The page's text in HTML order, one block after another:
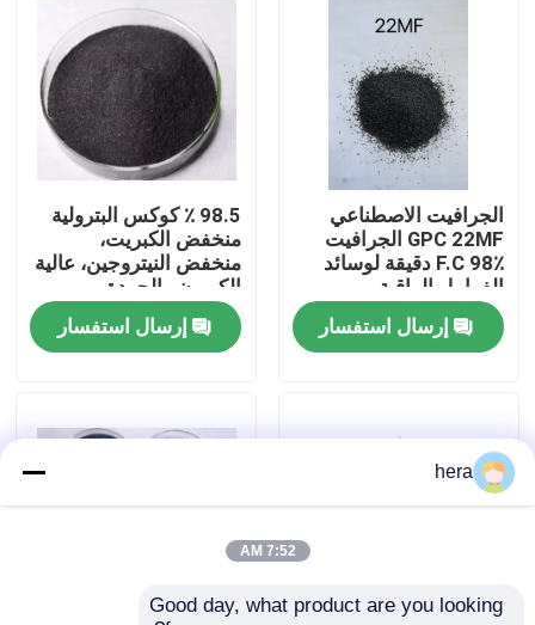
معلومات عنا
جولة في المعمل
مراقبة الجودة
اتصل بنا
حالات
فليك الجرافيت الطبيعي
الجرافيت الاصطناعي
GPC 22MF الجرافيت
F.C 98٪ دقيقة لوسائد
الفرامل الراقية
إرسال استفسار
98.5 ٪ كوكس البترولية
منخفض الكبريت،
منخفض النيتروجين، عالية
الكربون والجودة
إرسال استفسار
hera
7:52 AM
Good day, what product are you looking